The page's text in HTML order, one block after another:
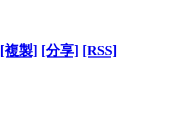
[複製] [分享] [RSS]